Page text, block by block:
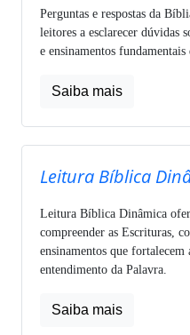
Perguntas e respostas da
leitores a esclarecer dúvidas
e ensinamentos fundamentais
Saiba mais
Leitura Bíblica
Leitura Bíblica Dinâmica
compreender as Escrituras,
ensinamentos que
entendimento da Palavra.
Saiba mais